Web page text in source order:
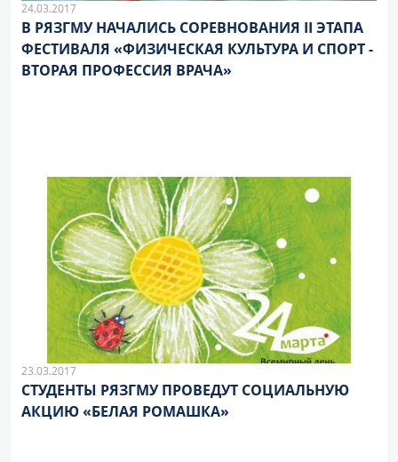
24.03.2017
В РЯЗГМУ НАЧАЛИСЬ СОРЕВНОВАНИЯ II ЭТАПА
ФЕСТИВАЛЯ «ФИЗИЧЕСКАЯ КУЛЬТУРА И СПОРТ -
ВТОРАЯ ПРОФЕССИЯ ВРАЧА»
23.03.2017
СТУДЕНТЫ РЯЗГМУ ПРОВЕДУТ СОЦИАЛЬНУЮ
АКЦИЮ «БЕЛАЯ РОМАШКА»